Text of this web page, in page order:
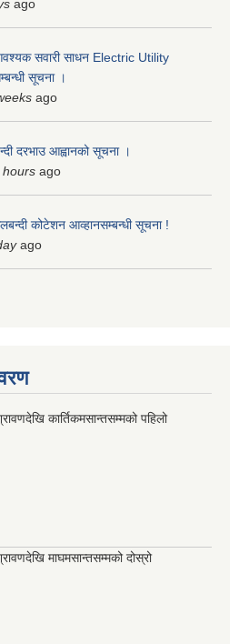
ago
सवारी साधन Electric Utility
सूचना ।
ago
दरभाउ आह्वानको सूचना ।
ago
कोटेशन आव्हानसम्बन्धी सूचना !
ago
कार्तिकमसान्तसम्मको पहिलो
माघमसान्तसम्मको दोस्रो